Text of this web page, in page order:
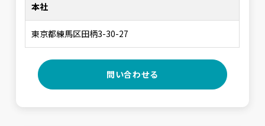
本社
東京都練馬区田柄3-30-27
問い合わせる